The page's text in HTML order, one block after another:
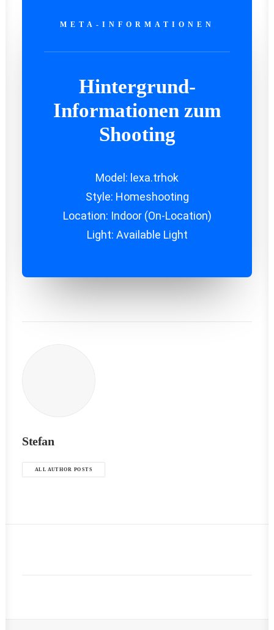
META-INFORMATIONEN
Hintergrund-
Informationen zum
Shooting
Model: lexa.trhok
Style: Homeshooting
Location: Indoor (On-Location)
Light: Available Light
Stefan
ALL AUTHOR POSTS